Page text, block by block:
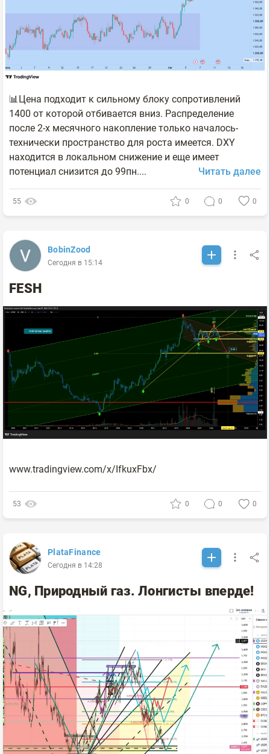
📊Цена подходит к сильному блоку сопротивлений
1400 от которой отбивается вниз. Распределение
после 2-х месячного накопление только началось-
технически пространство для роста имеется. DXY
находится в локальном снижение и еще имеет
потенциал снизится до 99пн....
Читать далее
55 0 0 0
BobinZood
Сегодня в 15:14
FESH
www.tradingview.com/x/IfkuxFbx/
53 0 0 0
PlataFinance
Сегодня в 14:28
NG, Природный газ. Лонгисты вперде!